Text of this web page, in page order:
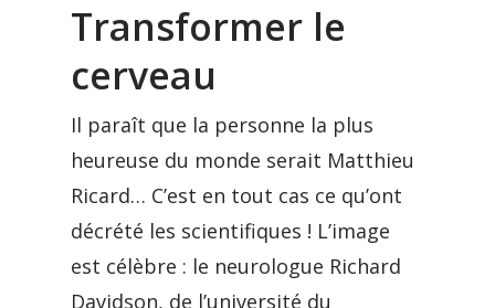
Transformer le
cerveau
Il paraît que la personne la plus
heureuse du monde serait Matthieu
Ricard… C’est en tout cas ce qu’ont
décrété les scientifiques ! L’image
est célèbre : le neurologue Richard
Davidson, de l’université du